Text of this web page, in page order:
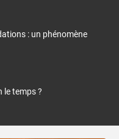
: un phénomène
le temps ?